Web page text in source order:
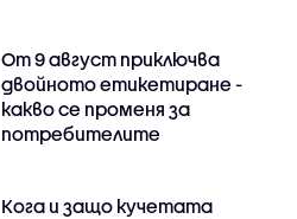
От 9 август приключва
двойното етикетиране -
какво се променя за
потребителите
Кога и защо кучетата